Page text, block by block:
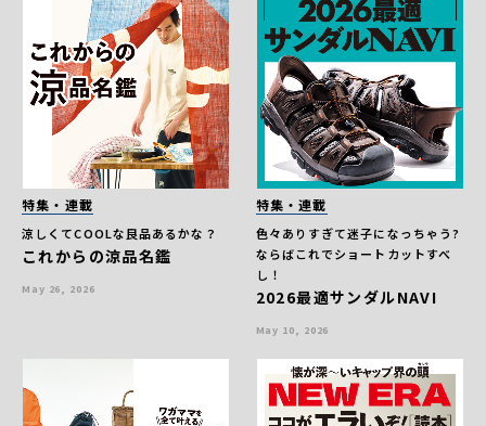
特集・連載
涼しくてCOOLな良品あるかな？
これからの涼品名鑑
May 26, 2026
特集・連載
色々ありすぎて迷子になっちゃう?
ならばこれでショートカットすべ
し！
2026最適サンダルNAVI
May 10, 2026